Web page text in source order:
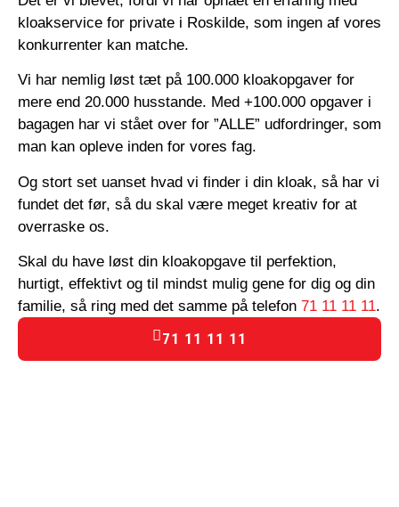
kloakservice for private i Roskilde, som ingen af vores
konkurrenter kan matche.
Vi har nemlig løst tæt på 100.000 kloakopgaver for
mere end 20.000 husstande. Med +100.000 opgaver i
bagagen har vi stået over for ”ALLE” udfordringer, som
man kan opleve inden for vores fag.
Og stort set uanset hvad vi finder i din kloak, så har vi
fundet det før, så du skal være meget kreativ for at
overraske os.
Skal du have løst din kloakopgave til perfektion,
hurtigt, effektivt og til mindst mulig gene for dig og din
familie, så ring med det samme på telefon 71 11 11 11.
71 11 11 11